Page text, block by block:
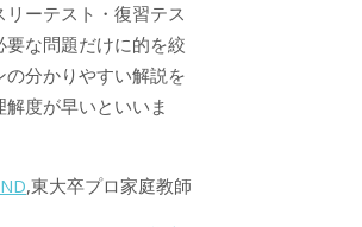
ーテスト・復習テス
要な問題だけに的を絞
分かりやすい解説を
度が早いといいま
,東大卒プロ家庭教師